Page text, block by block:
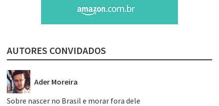
AUTORES CONVIDADOS
Ader Moreira
Sobre nascer no Brasil e morar fora dele